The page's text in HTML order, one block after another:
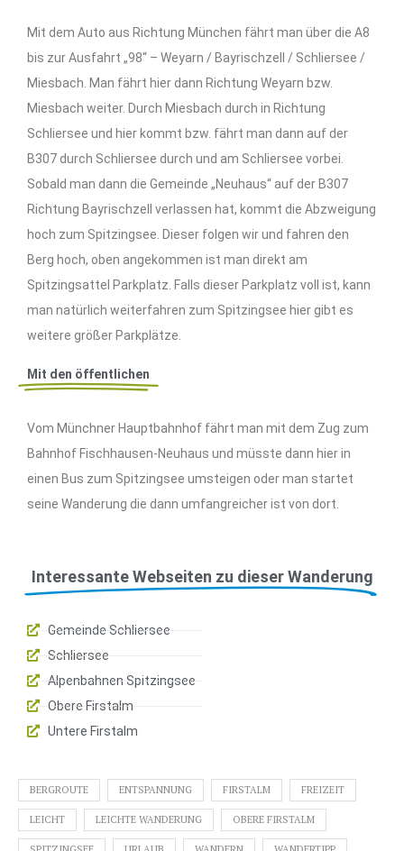
Mit dem Auto aus Richtung München fährt man über die A8
bis zur Ausfahrt „98“ – Weyarn / Bayrischzell / Schliersee /
Miesbach. Man fährt hier dann Richtung Weyarn bzw.
Miesbach weiter. Durch Miesbach durch in Richtung
Schliersee und hier kommt bzw. fährt man dann auf der
B307 durch Schliersee durch und am Schliersee vorbei.
Sobald man dann die Gemeinde „Neuhaus“ auf der B307
Richtung Bayrischzell verlassen hat, kommt die Abzweigung
hoch zum Spitzingsee. Dieser folgen wir und fahren den
Berg hoch, oben angekommen ist man direkt am
Spitzingsattel Parkplatz. Falls dieser Parkplatz voll ist, kann
man natürlich weiterfahren zum Spitzingsee hier gibt es
weitere größer Parkplätze.
Mit den öffentlichen
Vom Münchner Hauptbahnhof fährt man mit dem Zug zum
Bahnhof Fischhausen-Neuhaus und müsste dann hier in
einen Bus zum Spitzingsee umsteigen oder man startet
seine Wanderung die dann umfangreicher ist von dort.
Interessante Webseiten zu dieser Wanderung
Gemeinde Schliersee
Schliersee
Alpenbahnen Spitzingsee
Obere Firstalm
Untere Firstalm
BERGROUTE ENTSPANNUNG FIRSTALM FREIZEIT
LEICHT LEICHTE WANDERUNG OBERE FIRSTALM